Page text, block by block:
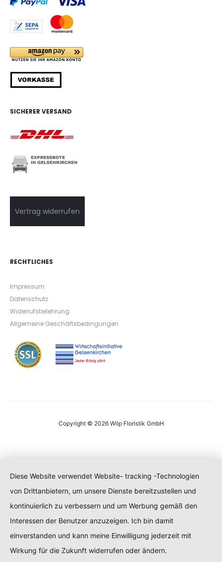
SICHERER VERSAND
Vertrag widerrufen
RECHTLICHES
Impressum
Datenschutz
Widerrufsbelehrung
Allgemeine Geschäftsbedingungen
Copyright © 2026 Wilp Floristik GmbH
Diese Website verwendet Website- tracking -Technologien
von Drittanbietern, um unsere Dienste bereitzustellen und
kontinuierlich zu verbessern und um Werbung gemäß den
Interessen der Benutzer anzuzeigen. Ich bin damit
einverstanden und kann meine Einwilligung jederzeit mit
Wirkung für die Zukunft widerrufen oder ändern.